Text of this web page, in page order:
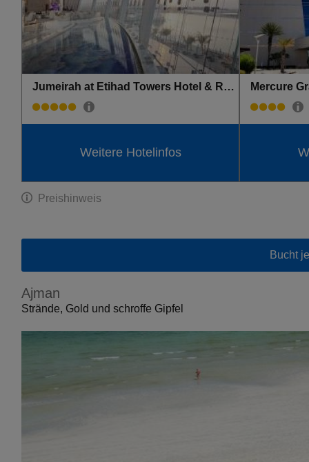
Jumeirah at Etihad Towers Hotel & Residences
Weitere Hotelinfos
Mercure
Preishinweis
Bucht
Ajman
Strände, Gold und schroffe Gipfel